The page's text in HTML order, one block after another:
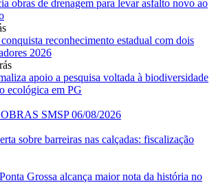
obras de drenagem para levar asfalto novo ao
reconhecimento estadual com dois
2026
apoio a pesquisa voltada à biodiversidade
ecológica em PG
SMSP 06/08/2026
sobre barreiras nas calçadas: fiscalização
Grossa alcança maior nota da história no